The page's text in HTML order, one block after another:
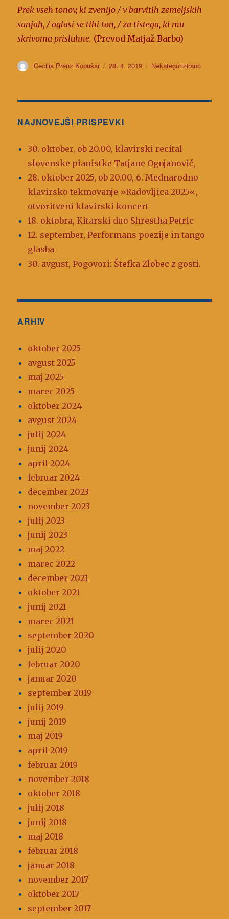
Prek vseh tonov, ki zvenijo / v barvitih zemeljskih
sanjah, / oglasi se tihi ton, / za tistega, ki mu
skrivoma prisluhne. (Prevod Matjaž Barbo)
Avtor
Cecilia Prenz Kopušar
Objavljeno
28. 4. 2019 Kategorije
Nekategorizirano
NAJNOVEJŠI PRISPEVKI
30. oktober, ob 20.00, klavirski recital
slovenske pianistke Tatjane Ognjanovič,
28. oktober 2025, ob 20.00, 6. Mednarodno
klavirsko tekmovanje »Radovljica 2025«,
otvoritveni klavirski koncert
18. oktobra, Kitarski duo Shrestha Petric
12. september, Performans poezije in tango
glasba
30. avgust, Pogovori: Štefka Zlobec z gosti.
ARHIV
oktober 2025
avgust 2025
maj 2025
marec 2025
oktober 2024
avgust 2024
julij 2024
junij 2024
april 2024
februar 2024
december 2023
november 2023
julij 2023
junij 2023
maj 2022
marec 2022
december 2021
oktober 2021
junij 2021
marec 2021
september 2020
julij 2020
februar 2020
januar 2020
september 2019
julij 2019
junij 2019
maj 2019
april 2019
februar 2019
november 2018
oktober 2018
julij 2018
junij 2018
maj 2018
februar 2018
januar 2018
november 2017
oktober 2017
september 2017